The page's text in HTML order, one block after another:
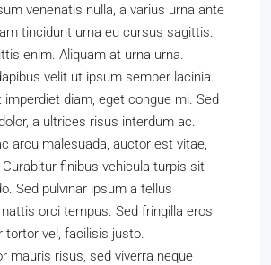
venenatis nulla, a varius urna ante
tincidunt urna eu cursus sagittis.
enim. Aliquam at urna urna.
velit ut ipsum semper lacinia.
diam, eget congue mi. Sed
a ultrices risus interdum ac.
arcu malesuada, auctor est vitae,
finibus vehicula turpis sit
Sed pulvinar ipsum a tellus
orci tempus. Sed fringilla eros
tortor vel, facilisis justo.
mauris risus, sed viverra neque